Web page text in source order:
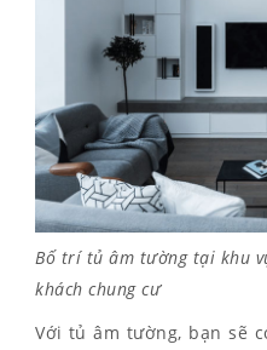
Bố trí tủ âm tường tại khu
khách chung cư
Với tủ âm tường, bạn sẽ